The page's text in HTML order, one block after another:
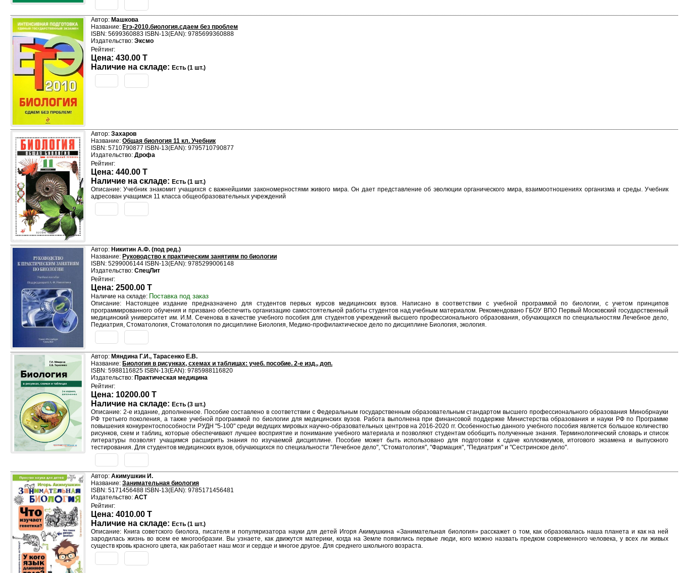
Автор: Машкова
Название: Егэ-2010.биология.сдаем без проблем
ISBN: 5699360883 ISBN-13(EAN): 9785699360888
Издательство: Эксмо
Рейтинг:
Цена: 430.00 T
Наличие на складе: Есть (1 шт.)
Автор: Захаров
Название: Общая биология 11 кл. Учебник
ISBN: 5710790877 ISBN-13(EAN): 9795710790877
Издательство: Дрофа
Рейтинг:
Цена: 440.00 T
Наличие на складе: Есть (1 шт.)
Описание: Учебник знакомит учащихся с важнейшими закономерностями живого мира. Он дает представление об эволюции органического мира, взаимоотношениях организма и среды. Учебник
адресован учащимся 11 класса общеобразовательных учреждений
Автор: Никитин А.Ф. (под ред.)
Название: Руководство к практическим занятиям по биологии
ISBN: 5299006144 ISBN-13(EAN): 9785299006148
Издательство: СпецЛит
Рейтинг:
Цена: 2500.00 T
Наличие на складе: Поставка под заказ
Описание: Настоящее издание предназначено для студентов первых курсов медицинских вузов. Написано в соответствии с учебной программой по биологии, с учетом принципов
программированного обучения и призвано обеспечить организацию самостоятельной работы студентов над учебным материалом. Рекомендовано ГБОУ ВПО Первый Московский государственный
медицинский университет им. И.М. Сеченова в качестве учебного пособия для студентов учреждений высшего профессионального образования, обучающихся по специальностям Лечебное дело,
Педиатрия, Стоматология, Стоматология по дисциплине Биология, Медико-профилактическое дело по дисциплине Биология, экология.
Автор: Мяндина Г.И., Тарасенко Е.В.
Название: Биология в рисунках, схемах и таблицах: учеб. пособие. 2-е изд., доп.
ISBN: 5988116825 ISBN-13(EAN): 9785988116820
Издательство: Практическая медицина
Рейтинг:
Цена: 10200.00 T
Наличие на складе: Есть (3 шт.)
Описание: 2-е издание, дополненное. Пособие составлено в соответствии с Федеральным государственным образовательным стандартом высшего профессионального образования Минобрнауки
РФ третьего поколения, а также учебной программой по биологии для медицинских вузов. Работа выполнена при финансовой поддержке Министерства образования и науки РФ по Программе
повышения конкурентоспособности РУДН "5-100" среди ведущих мировых научно-образовательных центров на 2016-2020 гг. Особенностью данного учебного пособия является большое количество
рисунков, схем и таблиц, которые обеспечивают лучшее восприятие и понимание учебного материала и позволяют студентам обобщить полученные знания. Терминологический словарь и список
литературы позволят учащимся расширить знания по изучаемой дисциплине. Пособие может быть использовано для подготовки к сдаче коллоквиумов, итогового экзамена и выпускного
тестирования. Для студентов медицинских вузов, обучающихся по специальности "Лечебное дело", "Стоматология", "Фармация", "Педиатрия" и "Сестринское дело".
Автор: Акимушкин И.
Название: Занимательная биология
ISBN: 5171456488 ISBN-13(EAN): 9785171456481
Издательство: АСТ
Рейтинг:
Цена: 4010.00 T
Наличие на складе: Есть (1 шт.)
Описание: Книга советского биолога, писателя и популяризатора науки для детей Игоря Акимушкина «Занимательная биология» расскажет о том, как образовалась наша планета и как на ней
зародилась жизнь во всем ее многообразии. Вы узнаете, как движутся материки, когда на Земле появились первые люди, кого можно назвать предком современного человека, у всех ли живых
существ кровь красного цвета, как работает наш мозг и сердце и многое другое. Для среднего школьного возраста.